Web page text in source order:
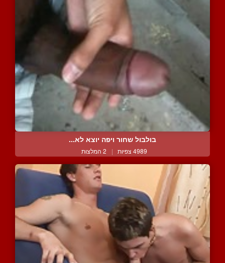
בולבול שחור ויפה יוצא לא...
4989 צפיות | 2 המלצות